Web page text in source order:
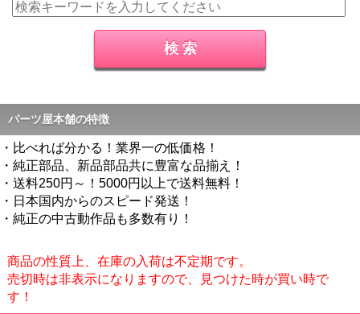
パーツ屋本舗の特徴
・比べれば分かる！業界一の低価格！
・純正部品、新品部品共に豊富な品揃え！
・送料250円～！5000円以上で送料無料！
・日本国内からのスピード発送！
・純正の中古動作品も多数有り！
商品の性質上、在庫の入荷は不定期です。
売切時は非表示になりますので、見つけた時が買い時で
す！